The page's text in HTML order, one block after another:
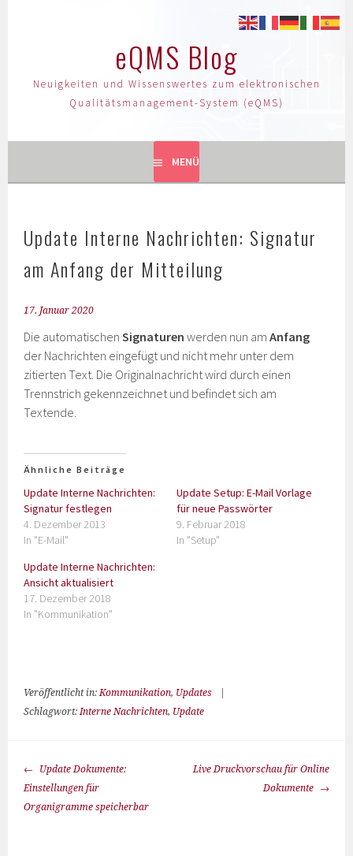
eQMS Blog
Neuigkeiten und Wissenswertes zum elektronischen
Qualitätsmanagement-System (eQMS)
MENÜ
Update Interne Nachrichten: Signatur
am Anfang der Mitteilung
17. Januar 2020
Die automatischenSignaturen werden nun amAnfang
der Nachrichten eingefügt und nicht mehr unter dem
zitierten Text. Die Originalnachricht wird durch einen
Trennstrich gekennzeichnet und befindet sich am
Textende.
Ähnliche Beiträge
Update Interne Nachrichten:
Signatur festlegen
4. Dezember 2013
In "E-Mail"
Update Setup: E-Mail Vorlage
für neue Passwörter
9. Februar 2018
In "Setup"
Update Interne Nachrichten:
Ansicht aktualisiert
17. Dezember 2018
In "Kommunikation"
Veröffentlicht in:Kommunikation, Updates
Schlagwort:Interne Nachrichten, Update
Update Dokumente:
Einstellungen für
Organigramme speicherbar
Live Druckvorschau für Online
Dokumente